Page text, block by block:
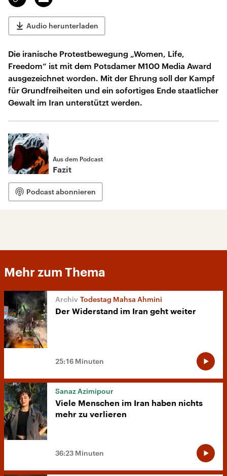
kopieren/teilen
Audio herunterladen
Die iranische Protestbewegung „Women, Life,
Freedom“ ist mit dem Potsdamer M100 Media Award
ausgezeichnet worden. Mit der Ehrung soll der Kampf
für Grundfreiheiten und ein sofortiges Ende staatlicher
Gewalt im Iran unterstützt werden.
Aus dem Podcast
Fazit
Podcast abonnieren
Mehr zum Thema
Todestag Mahsa Ahmini
Der Widerstand im Iran geht weiter
25:16 Minuten
Sanaz Azimipour
Viele Menschen im Iran haben nichts
mehr zu verlieren
36:23 Minuten